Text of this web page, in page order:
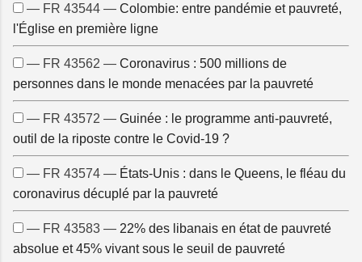
— FR 43544 — Colombie: entre pandémie et pauvreté,
l'Église en première ligne
— FR 43562 — Coronavirus : 500 millions de
personnes dans le monde menacées par la pauvreté
— FR 43572 — Guinée : le programme anti-pauvreté,
outil de la riposte contre le Covid-19 ?
— FR 43574 — États-Unis : dans le Queens, le fléau du
coronavirus décuplé par la pauvreté
— FR 43583 — 22% des libanais en état de pauvreté
absolue et 45% vivant sous le seuil de pauvreté